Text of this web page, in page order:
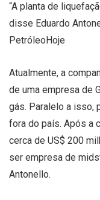
“A planta de
disse Eduardo
PetróleoHoje
Atualmente, a
de uma empresa de
gás. Paralelo a isso,
fora do país. Após a
cerca de US$ 200
ser empresa de
Antonello.